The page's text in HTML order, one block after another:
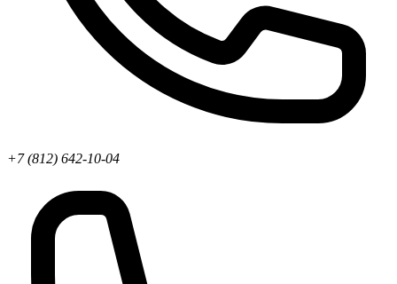
+7 (812) 642-10-04